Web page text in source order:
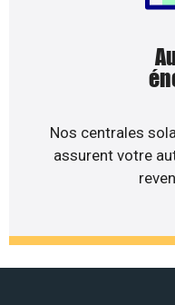
Nos centrales
assurent votre